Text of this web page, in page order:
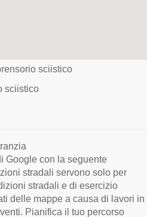
sciistico
sciistico
Google con la seguente
stradali servono solo per
stradali e di esercizio
delle mappe a causa di lavori in
Pianifica il tuo percorso